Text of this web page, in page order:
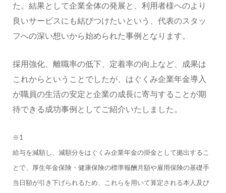
た。結果として企業全体の発展と、利用者様へのより
良いサービスにも結びつけたいという、代表のスタッ
フへの深い想いから始められた事例となります。
採用強化、離職率の低下、定着率の向上など、成果は
これからということでしたが、はぐくみ企業年金導入
が職員の生活の安定と企業の成長に寄与することが期
待できる成功事例としてご紹介いたしました。
※1
給与を減額し、減額分をはぐくみ企業年金の掛金として拠出するこ
とで、厚生年金保険・健康保険の標準報酬月額や雇用保険の基礎手
当日額が引き下げられるため、これらを用いて算定される本人及び